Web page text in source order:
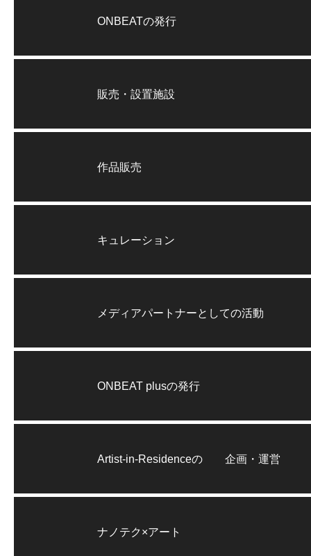
ONBEATの発行
販売・設置施設
作品販売
キュレーション
メディアパートナーとしての活動
ONBEAT plusの発行
Artist-in-Residenceの 企画・運営
ナノテク×アート